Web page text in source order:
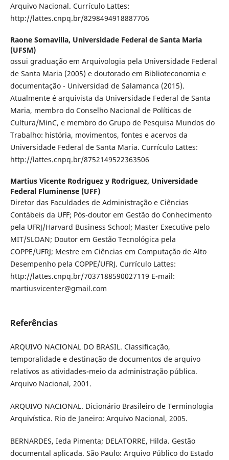
Arquivo Nacional. Currículo Lattes:
http://lattes.cnpq.br/8298494918887706
Raone Somavilla, Universidade Federal de Santa Maria
(UFSM)
ossui graduação em Arquivologia pela Universidade Federal
de Santa Maria (2005) e doutorado em Biblioteconomia e
documentação - Universidad de Salamanca (2015).
Atualmente é arquivista da Universidade Federal de Santa
Maria, membro do Conselho Nacional de Políticas de
Cultura/MinC, e membro do Grupo de Pesquisa Mundos do
Trabalho: história, movimentos, fontes e acervos da
Universidade Federal de Santa Maria. Currículo Lattes:
http://lattes.cnpq.br/8752149522363506
Martius Vicente Rodriguez y Rodriguez, Universidade
Federal Fluminense (UFF)
Diretor das Faculdades de Administração e Ciências
Contábeis da UFF; Pós-doutor em Gestão do Conhecimento
pela UFRJ/Harvard Business School; Master Executive pelo
MIT/SLOAN; Doutor em Gestão Tecnológica pela
COPPE/UFRJ; Mestre em Ciências em Computação de Alto
Desempenho pela COPPE/UFRJ. Currículo Lattes:
http://lattes.cnpq.br/7037188590027119 E-mail:
martiusvicenter@gmail.com
Referências
ARQUIVO NACIONAL DO BRASIL. Classificação,
temporalidade e destinação de documentos de arquivo
relativos as atividades-meio da administração pública.
Arquivo Nacional, 2001.
ARQUIVO NACIONAL. Dicionário Brasileiro de Terminologia
Arquivística. Rio de Janeiro: Arquivo Nacional, 2005.
BERNARDES, Ieda Pimenta; DELATORRE, Hilda. Gestão
documental aplicada. São Paulo: Arquivo Público do Estado